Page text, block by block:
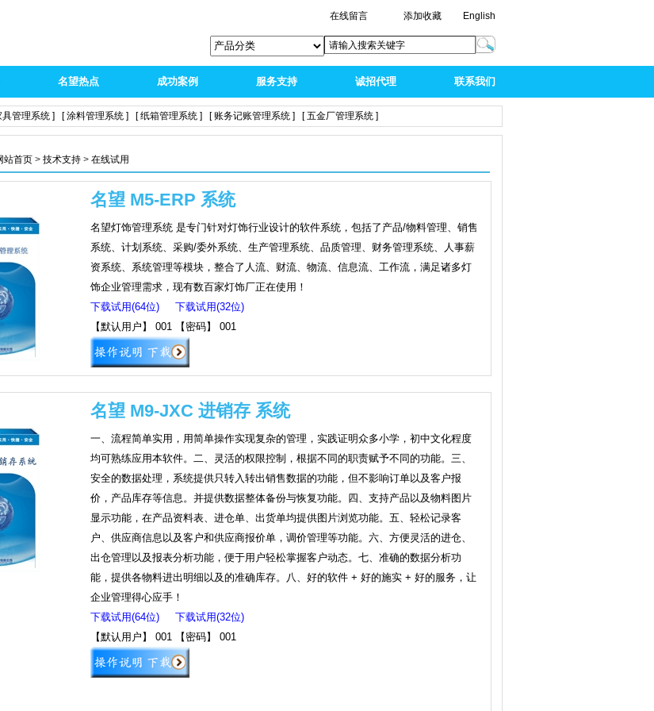
在线留言 添加收藏 English
名望热点 成功案例 服务支持 诚招代理 联系我们
具管理系统 ] [ 涂料管理系统 ] [ 纸箱管理系统 ] [ 账务记账管理系统 ] [ 五金厂管理系统 ]
站首页 > 技术支持 > 在线试用
名望 M5-ERP 系统
名望灯饰管理系统 是专门针对灯饰行业设计的软件系统，包括了产品/物料管理、销售
系统、计划系统、采购/委外系统、生产管理系统、品质管理、财务管理系统、人事薪
资系统、系统管理等模块，整合了人流、财流、物流、信息流、工作流，满足诸多灯
饰企业管理需求，现有数百家灯饰厂正在使用！
下载试用(64位)
下载试用(32位)
【默认用户】 001 【密码】 001
名望 M9-JXC 进销存 系统
一、流程简单实用，用简单操作实现复杂的管理，实践证明众多小学，初中文化程度
均可熟练应用本软件。二、灵活的权限控制，根据不同的职责赋予不同的功能。三、
安全的数据处理，系统提供只转入转出销售数据的功能，但不影响订单以及客户报
价，产品库存等信息。并提供数据整体备份与恢复功能。四、支持产品以及物料图片
显示功能，在产品资料表、进仓单、出货单均提供图片浏览功能。五、轻松记录客
户、供应商信息以及客户和供应商报价单，调价管理等功能。六、方便灵活的进仓、
出仓管理以及报表分析功能，便于用户轻松掌握客户动态。七、准确的数据分析功
能，提供各物料进出明细以及的准确库存。八、好的软件 + 好的施实 + 好的服务，让
企业管理得心应手！
下载试用(64位)
下载试用(32位)
【默认用户】 001 【密码】 001